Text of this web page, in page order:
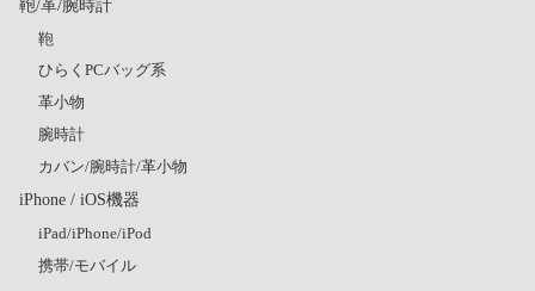
鞄/革/腕時計
鞄
ひらくPCバッグ系
革小物
腕時計
カバン/腕時計/革小物
iPhone / iOS機器
iPad/iPhone/iPod
携帯/モバイル